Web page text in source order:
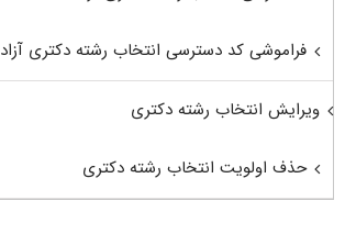
فراموشی کد دسترسی انتخاب رشته دکتری آزاد
ویرایش انتخاب رشته دکتری
حذف اولویت انتخاب رشته دکتری